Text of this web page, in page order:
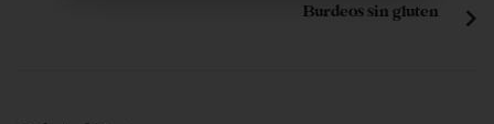
Burdeos sin gluten